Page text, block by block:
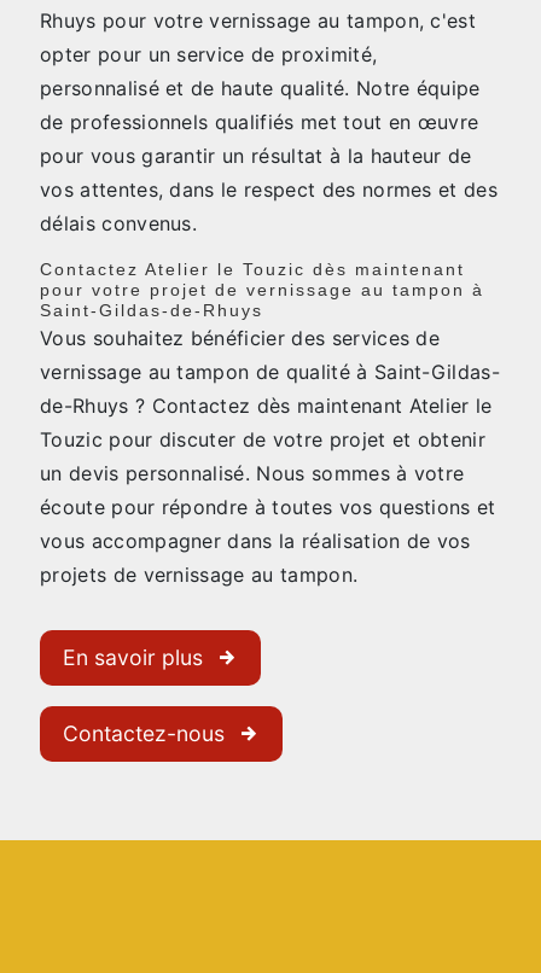
Rhuys pour votre vernissage au tampon, c'est
opter pour un service de proximité,
personnalisé et de haute qualité. Notre équipe
de professionnels qualifiés met tout en œuvre
pour vous garantir un résultat à la hauteur de
vos attentes, dans le respect des normes et des
délais convenus.
Contactez Atelier le Touzic dès maintenant
pour votre projet de vernissage au tampon à
Saint-Gildas-de-Rhuys
Vous souhaitez bénéficier des services de
vernissage au tampon de qualité à Saint-Gildas-
de-Rhuys ? Contactez dès maintenant Atelier le
Touzic pour discuter de votre projet et obtenir
un devis personnalisé. Nous sommes à votre
écoute pour répondre à toutes vos questions et
vous accompagner dans la réalisation de vos
projets de vernissage au tampon.
En savoir plus
Contactez-nous